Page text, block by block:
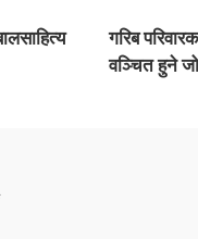
गरिब
वञ्चित हुने